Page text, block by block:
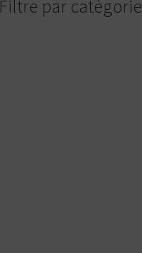
Filtre par catégorie